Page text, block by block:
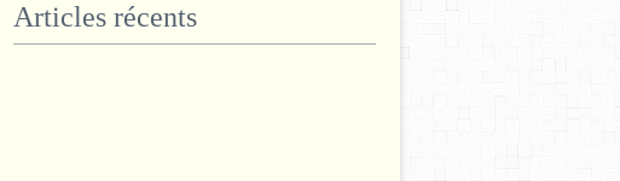
Articles récents